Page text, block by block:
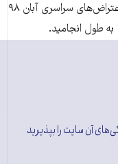
خشونت‌پرهیز در نوع خود منحصر به فرد بود. اعتراض­‌های سراسری آبان ۹۸
آن سایت را بپذیرید